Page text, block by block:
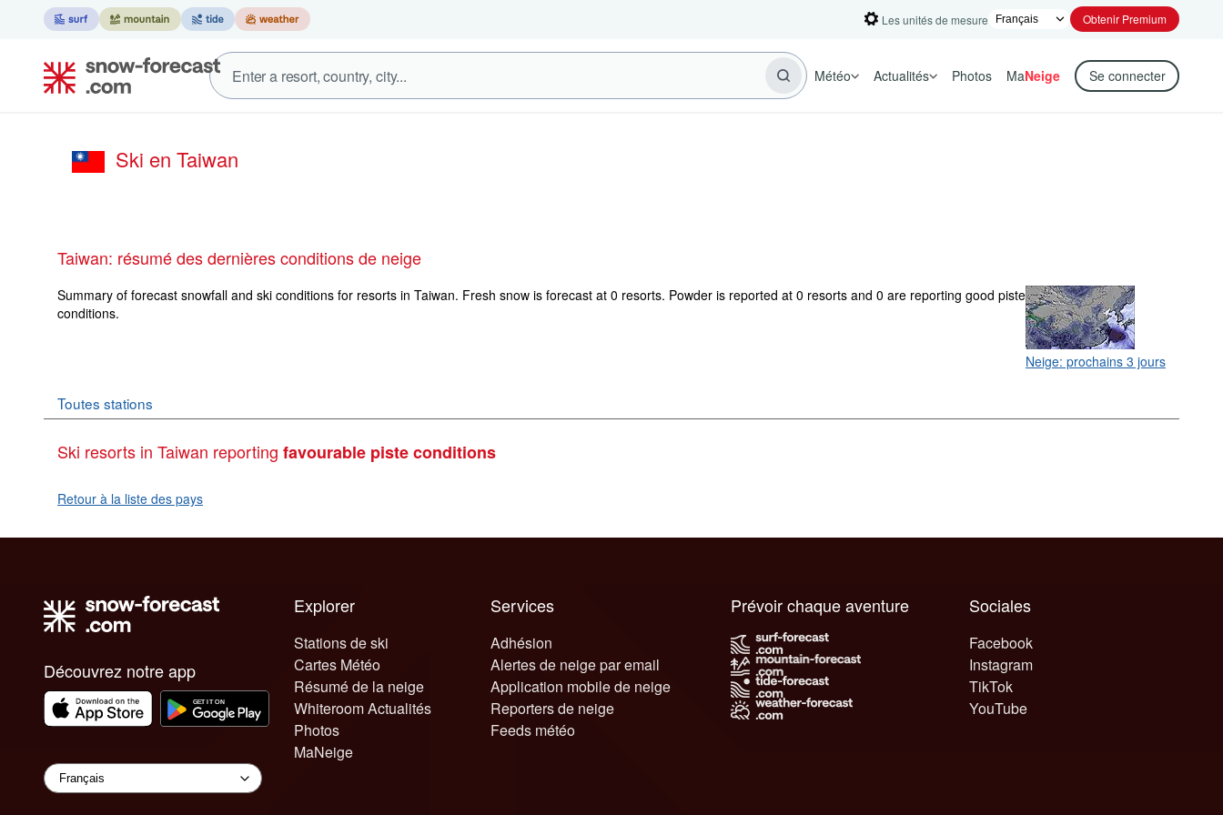
Les unités de mesure Obtenir Premium
Météo Actualités Photos MaNeige Se connecter
Ski en Taiwan
Taiwan: résumé des dernières conditions de neige
Neige: prochains 3 jours
Summary of forecast snowfall and ski conditions for resorts in Taiwan. Fresh snow is forecast at 0 resorts. Powder is reported at 0 resorts and 0 are reporting good piste
conditions.
Toutes stations
Ski resorts in Taiwan reporting favourable piste conditions
Retour à la liste des pays
Découvrez notre app
Explorer
Stations de ski
Cartes Météo
Résumé de la neige
Whiteroom Actualités
Photos
MaNeige
Services
Adhésion
Alertes de neige par email
Application mobile de neige
Reporters de neige
Feeds météo
Sociales
Facebook
Instagram
TikTok
YouTube
Prévoir chaque aventure